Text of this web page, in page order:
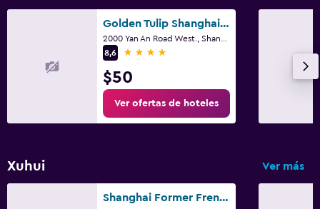
Golden Tulip Shanghai Rainbow
8,6
4 estrellas
$50
Ver ofertas de hoteles
Xuhui Ver más
Shanghai Former French Concession Garden Hotel